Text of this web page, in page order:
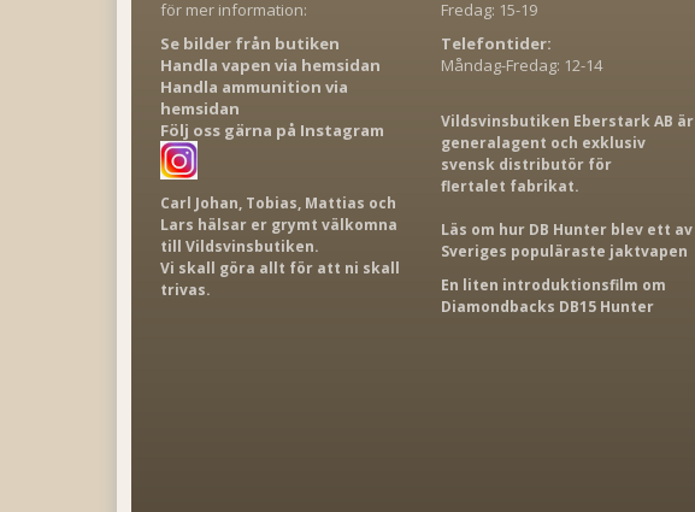
för mer information:
Se bilder från butiken
Handla vapen via hemsidan
Handla ammunition via
hemsidan
Följ oss gärna på Instagram
Carl Johan, Tobias, Mattias och
Lars hälsar er grymt välkomna
till Vildsvinsbutiken.
Vi skall göra allt för att ni skall
trivas.
Fredag: 15-19
Telefontider:
Måndag-Fredag: 12-14
Vildsvinsbutiken Eberstark AB är
generalagent och exklusiv
svensk distributör för
flertalet fabrikat.
Läs om hur DB Hunter blev ett av
Sveriges populäraste jaktvapen
En liten introduktionsfilm om
Diamondbacks DB15 Hunter